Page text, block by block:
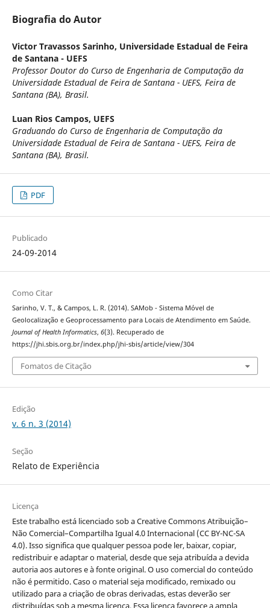
Biografia do Autor
Victor Travassos Sarinho, Universidade Estadual de Feira
de Santana - UEFS
Professor Doutor do Curso de Engenharia de Computação da
Universidade Estadual de Feira de Santana - UEFS, Feira de
Santana (BA), Brasil.
Luan Rios Campos, UEFS
Graduando do Curso de Engenharia de Computação da
Universidade Estadual de Feira de Santana - UEFS, Feira de
Santana (BA), Brasil.
PDF
Publicado
24-09-2014
Como Citar
Sarinho, V. T., & Campos, L. R. (2014). SAMob - Sistema Móvel de
Geolocalização e Geoprocessamento para Locais de Atendimento em Saúde.
Journal of Health Informatics, 6(3). Recuperado de
https://jhi.sbis.org.br/index.php/jhi-sbis/article/view/304
Fomatos de Citação
Edição
v. 6 n. 3 (2014)
Seção
Relato de Experiência
Licença
Este trabalho está licenciado sob a Creative Commons Atribuição–
Não Comercial–Compartilha Igual 4.0 Internacional (CC BY-NC-SA
4.0). Isso significa que qualquer pessoa pode ler, baixar, copiar,
redistribuir e adaptar o material, desde que seja atribuída a devida
autoria aos autores e à fonte original. O uso comercial do conteúdo
não é permitido. Caso o material seja modificado, remixado ou
utilizado para a criação de obras derivadas, estas deverão ser
distribuídas sob a mesma licença. Essa licença favorece a ampla